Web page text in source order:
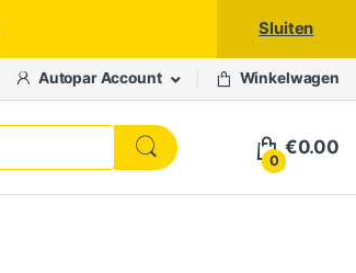
Sluiten
Autopar Account Winkelwagen
0
€0.00